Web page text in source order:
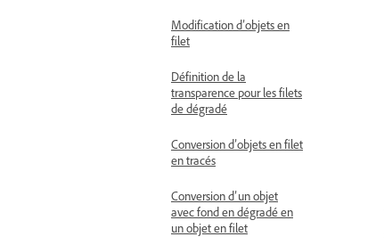
Modification d’objets en
filet
Définition de la
transparence pour les filets
de dégradé
Conversion d’objets en filet
en tracés
Conversion d’un objet
avec fond en dégradé en
un objet en filet